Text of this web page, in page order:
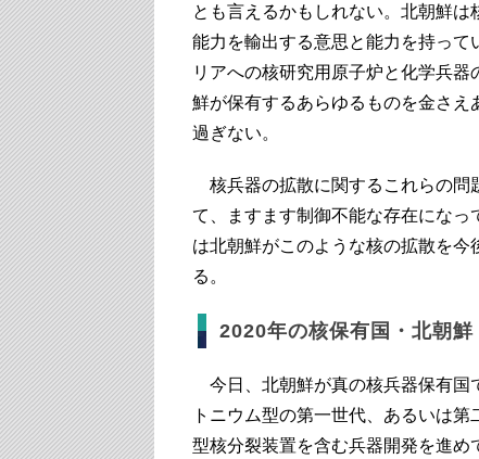
とも言えるかもしれない。北朝鮮
能力を輸出する意思と能力を持っ
リアへの核研究用原子炉と化学兵
鮮が保有するあらゆるものを金さえ
過ぎない。
核兵器の拡散に関するこれらの問
て、ますます制御不能な存在になっ
は北朝鮮がこのような核の拡散を
る。
2020年の核保有国・北朝鮮
今日、北朝鮮が真の核兵器保有国
トニウム型の第一世代、あるいは
型核分裂装置を含む兵器開発を進め